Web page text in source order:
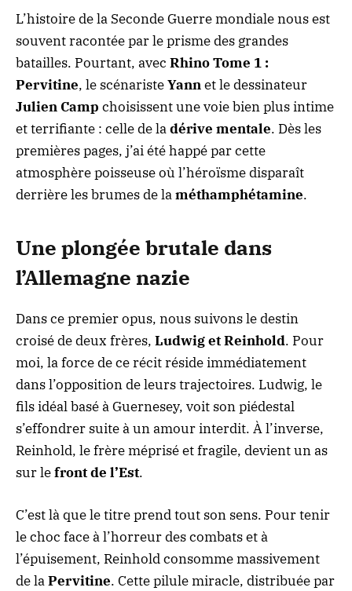
L’histoire de la Seconde Guerre mondiale nous est
souvent racontée par le prisme des grandes
batailles. Pourtant, avec Rhino Tome 1 :
Pervitine, le scénaristeYannet le dessinateur
Julien Camp choisissent une voie bien plus intime
et terrifiante : celle de ladérive mentale. Dès les
premières pages, j’ai été happé par cette
atmosphère poisseuse où l’héroïsme disparaît
derrière les brumes de laméthamphétamine.
Une plongée brutale dans
l’Allemagne nazie
Dans ce premier opus, nous suivons le destin
croisé de deux frères, Ludwig et Reinhold. Pour
moi, la force de ce récit réside immédiatement
dans l’opposition de leurs trajectoires. Ludwig, le
fils idéal basé à Guernesey, voit son piédestal
s’effondrer suite à un amour interdit. À l’inverse,
Reinhold, le frère méprisé et fragile, devient un as
sur lefront de l’Est.
C’est là que le titre prend tout son sens. Pour tenir
le choc face à l’horreur des combats et à
l’épuisement, Reinhold consomme massivement
de laPervitine. Cette pilule miracle, distribuée par